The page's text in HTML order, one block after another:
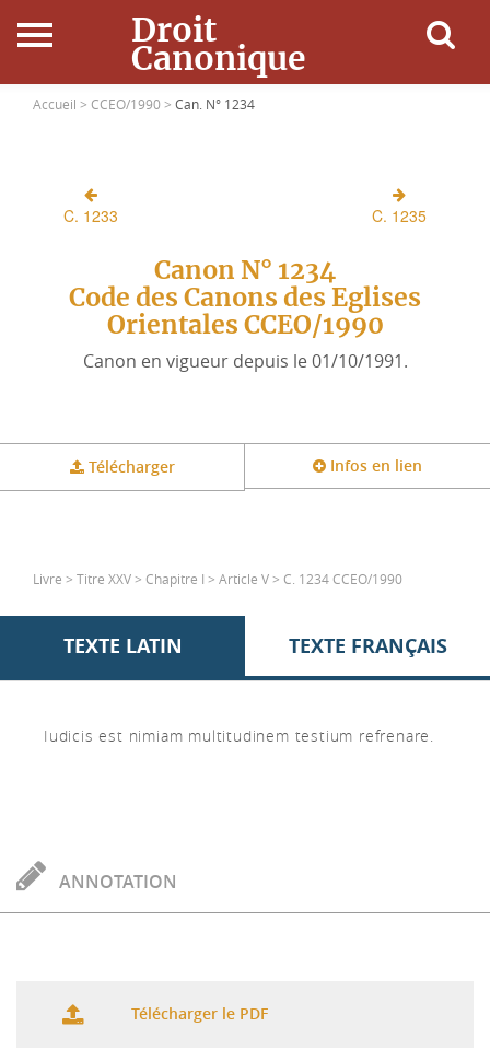
Droit
Canonique
Accueil
Ressources
Connexion
Accueil > CCEO/1990 > Can. N° 1234
C. 1233 C. 1235
Canon N° 1234
Code des Canons des Eglises
Orientales CCEO/1990
Canon en vigueur depuis le 01/10/1991.
Télécharger Infos en lien
Livre > Titre XXV > Chapitre I > Article V > C. 1234 CCEO/1990
TEXTE LATIN TEXTE FRANÇAIS
Iudicis est nimiam multitudinem testium refrenare.
ANNOTATION
Télécharger le PDF